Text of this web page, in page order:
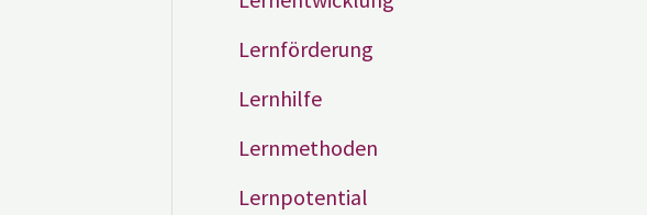
Lernförderung
Lernhilfe
Lernmethoden
Lernpotential